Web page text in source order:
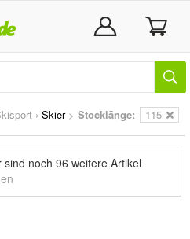
› Skier> Stocklänge: 115
sind noch 96 weitere Artikel